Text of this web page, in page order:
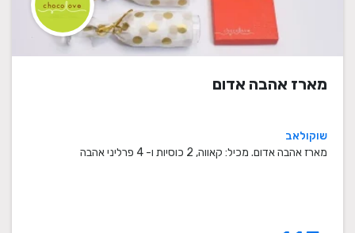
מארז אהבה אדום
שוקולאב
מארז אהבה אדום. מכיל: קאווה, 2 כוסיות ו- 4 פרליני אהבה